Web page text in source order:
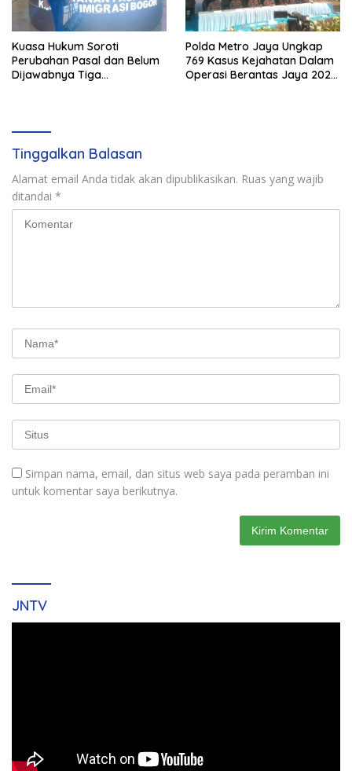
Kuasa Hukum Soroti
Perubahan Pasal dan Belum
Dijawabnya Tiga
Polda Metro Jaya Ungkap
769 Kasus Kejahatan Dalam
Operasi Berantas Jaya 2026,
Tinggalkan Balasan
Alamat email Anda tidak akan dipublikasikan. Ruas yang wajib
ditandai *
Simpan nama, email, dan situs web saya pada peramban ini
untuk komentar saya berikutnya.
JNTV